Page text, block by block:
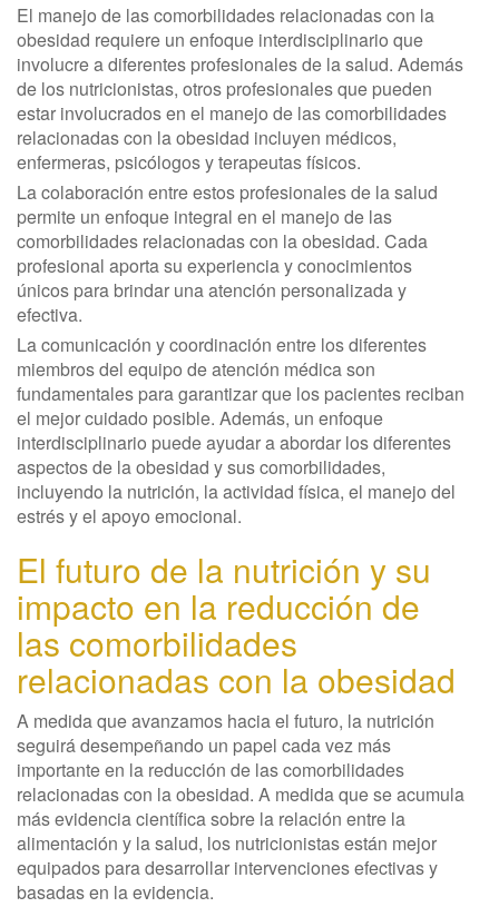
El manejo de las comorbilidades relacionadas con la
obesidad requiere un enfoque interdisciplinario que
involucre a diferentes profesionales de la salud. Además
de los nutricionistas, otros profesionales que pueden
estar involucrados en el manejo de las comorbilidades
relacionadas con la obesidad incluyen médicos,
enfermeras, psicólogos y terapeutas físicos.
La colaboración entre estos profesionales de la salud
permite un enfoque integral en el manejo de las
comorbilidades relacionadas con la obesidad. Cada
profesional aporta su experiencia y conocimientos
únicos para brindar una atención personalizada y
efectiva.
La comunicación y coordinación entre los diferentes
miembros del equipo de atención médica son
fundamentales para garantizar que los pacientes reciban
el mejor cuidado posible. Además, un enfoque
interdisciplinario puede ayudar a abordar los diferentes
aspectos de la obesidad y sus comorbilidades,
incluyendo la nutrición, la actividad física, el manejo del
estrés y el apoyo emocional.
El futuro de la nutrición y su
impacto en la reducción de
las comorbilidades
relacionadas con la obesidad
A medida que avanzamos hacia el futuro, la nutrición
seguirá desempeñando un papel cada vez más
importante en la reducción de las comorbilidades
relacionadas con la obesidad. A medida que se acumula
más evidencia científica sobre la relación entre la
alimentación y la salud, los nutricionistas están mejor
equipados para desarrollar intervenciones efectivas y
basadas en la evidencia.